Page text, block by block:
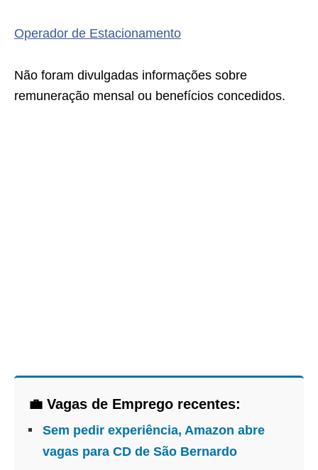
Operador de Estacionamento
Não foram divulgadas informações sobre
remuneração mensal ou benefícios concedidos.
💼 Vagas de Emprego recentes:
Sem pedir experiência, Amazon abre
vagas para CD de São Bernardo